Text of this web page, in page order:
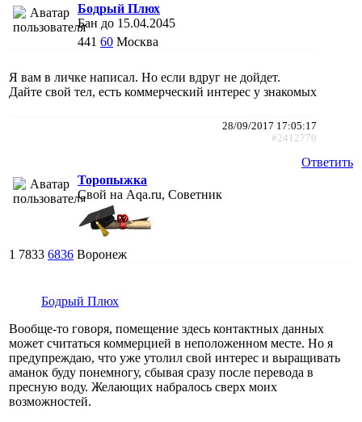
Бодрый Плюх
Бан до 15.04.2045
441 60 Москва
Я вам в личке написал. Но если вдруг не дойдет.
Дайте свой тел, есть коммерческий интерес у знакомых
28/09/2017 17:05:17
#2412770
Ответить
Торопыжка
Свой на Aqa.ru, Советник
1 7833 6836 Воронеж
Бодрый Плюх
Вообще-то говоря, помещение здесь контактных данных
может считаться коммерцией в неположенном месте. Но я
предупреждаю, что уже утолил свой интерес и выращивать
аманок буду понемногу, сбывая сразу после перевода в
пресную воду. Желающих набралось сверх моих
возможностей.